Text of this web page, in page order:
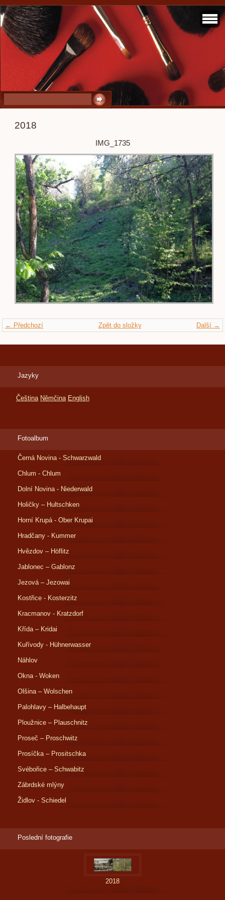
2018
IMG_1735
← Předchozí Další →
Zpět do složky
Jazyky
Čeština Němčina English
Fotoalbum
Černá Novina - Schwarzwald
Chlum - Chlum
Dolní Novina - Niederwald
Holičky – Hultschken
Horní Krupá - Ober Krupai
Hradčany - Kummer
Hvězdov – Höflitz
Jablonec – Gablonz
Jezová – Jezowai
Kostřice - Kosterzitz
Kracmanov - Kratzdorf
Křída – Kridai
Kuřívody - Hühnerwasser
Náhlov
Okna - Woken
Olšina – Wolschen
Palohlavy – Halbehaupt
Ploužnice – Plauschnitz
Proseč – Proschwitz
Prosíčka – Prositschka
Svébořice – Schwabitz
Zábrdské mlýny
Židlov - Schiedel
Poslední fotografie
2018